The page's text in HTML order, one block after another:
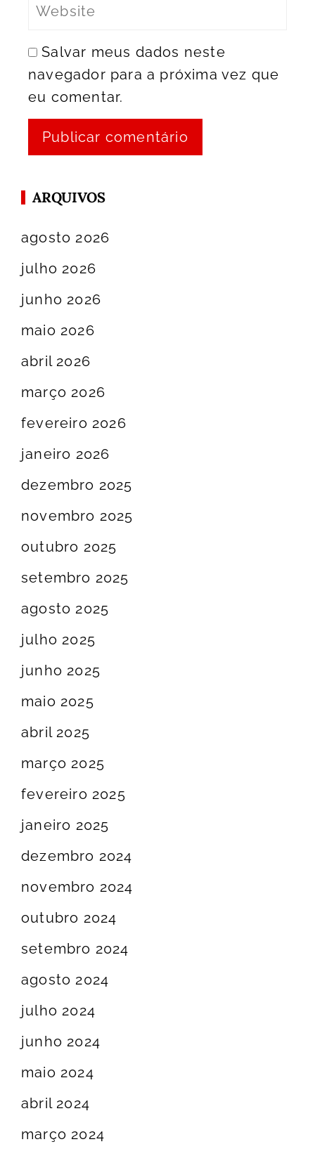
Salvar meus dados neste
navegador para a próxima vez que
eu comentar.
ARQUIVOS
agosto 2026
julho 2026
junho 2026
maio 2026
abril 2026
março 2026
fevereiro 2026
janeiro 2026
dezembro 2025
novembro 2025
outubro 2025
setembro 2025
agosto 2025
julho 2025
junho 2025
maio 2025
abril 2025
março 2025
fevereiro 2025
janeiro 2025
dezembro 2024
novembro 2024
outubro 2024
setembro 2024
agosto 2024
julho 2024
junho 2024
maio 2024
abril 2024
março 2024